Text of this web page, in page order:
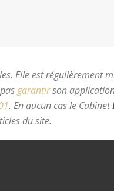
Elle est régulièrement
garantirson
. En aucun cas le Cabinet
du site.